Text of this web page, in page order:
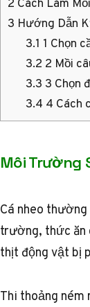
3 Hướng Dẫn
3.1 1 Chọn
3.2 2 Mồi
3.33 Chọn
3.4 4 Cách
Môi Trường
Cá nheo
trường, thức ăn
thịt động vật bị
Thi thoảng